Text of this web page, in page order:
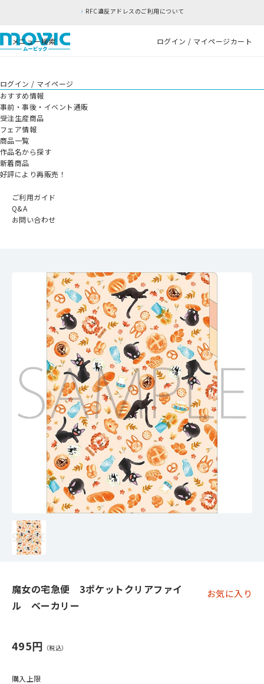
RFC違反アドレスのご利用について
メニュー検索 ログイン / マイページカート
ログイン / マイページ
おすすめ情報
事前・事後・イベント通販
受注生産商品
フェア情報
商品一覧
作品名から探す
新着商品
好評により再販売！
ご利用ガイド
Q&A
お問い合わせ
魔女の宅急便 3ポケットクリアファイ
ル ベーカリー
お気に入り
495円
購入上限